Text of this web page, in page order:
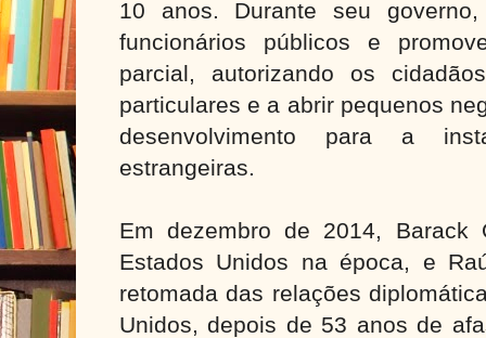
10 anos. Durante seu
funcionários públicos e
parcial, autorizando os
particulares e a abrir pequenos
desenvolvimento para a
estrangeiras.
Em dezembro de 2014, Barack
Estados Unidos na época, e
retomada das relações
Unidos, depois de 53 anos de